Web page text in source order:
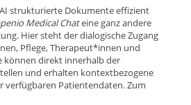
strukturierte Dokumente effizient
Medical Chateine ganz andere
Hier steht der dialogische Zugang
Pflege, Therapeut*innen und
können direkt innerhalb der
und erhalten kontextbezogene
verfügbaren Patientendaten. Zum